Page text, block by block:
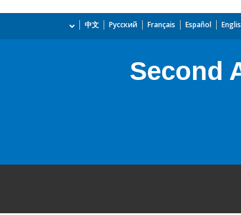
Español
Français
Русский
中文
Second